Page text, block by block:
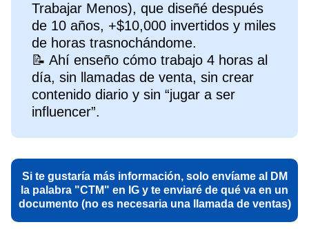
Trabajar Menos), que diseñé después
de 10 años, +$10,000 invertidos y miles
de horas trasnochándome.
📝 Ahí enseño cómo trabajo 4 horas al
día, sin llamadas de venta, sin crear
contenido diario y sin “jugar a ser
influencer”.
Si te gustaría más información, solo envíame al DM
la palabra "CTM" en IG y te enviaré de qué va en un
documento (no es necesaria una llamada de ventas)